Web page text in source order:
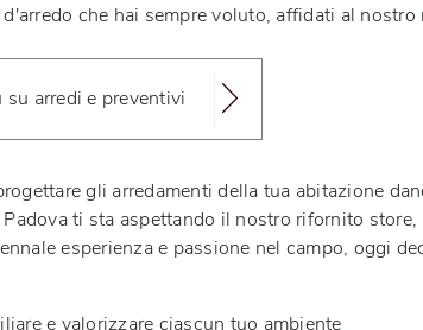
che hai sempre voluto, affidati al
arredi e preventivi
gli arredamenti della tua abitazione
ti sta aspettando il nostro rifornito
esperienza e passione nel campo, oggi
e valorizzare ciascun tuo ambiente